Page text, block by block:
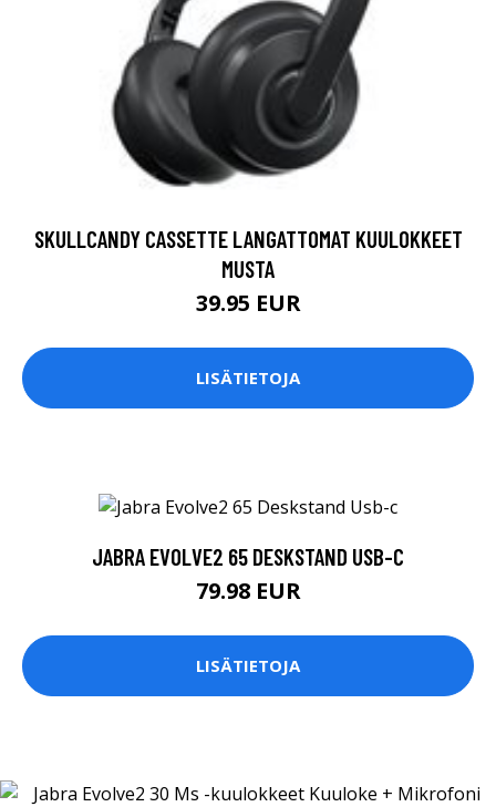
SKULLCANDY CASSETTE LANGATTOMAT KUULOKKEET
MUSTA
39.95 EUR
LISÄTIETOJA
JABRA EVOLVE2 65 DESKSTAND USB-C
79.98 EUR
LISÄTIETOJA